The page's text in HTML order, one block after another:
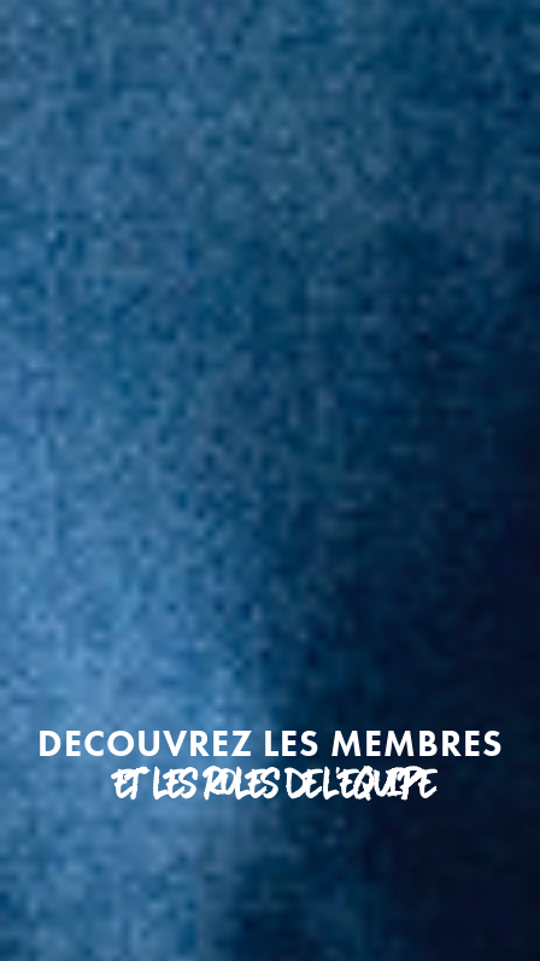
DECOUVREZ LES MEMBRES
ET LES ROLES DE L'EQUIPE